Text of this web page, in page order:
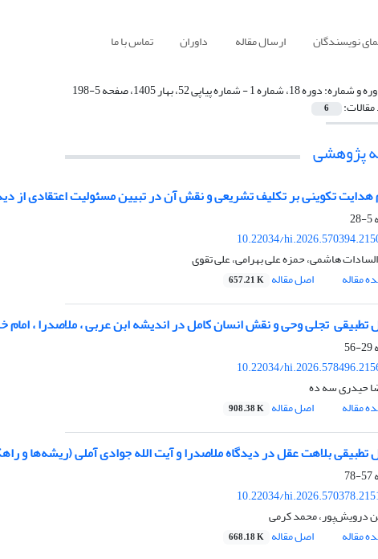
نویسندگان ارسال مقاله داوران تماس با ما
و شماره:دوره 18، شماره 1 - شماره پیاپی 52، بهار 1405، صفحه 5-198
6
پژوهشی
تکوینی بر تکلیف تشریعی و نقش آن در تبیین مسئولیت اعتقادی از
5-28
10.22034/
هاشمی، حمزه علی بهرامی، علی تقوی
مقاله
اصل مقاله 657.21 K
تطبیقی ‏ تجلی وحی و نقش انسان کامل در اندیشه ابن عربی ، ملاصدرا ، امام
29-56
10.22034/
حیدری سه ده
مقاله
اصل مقاله 908.38 K
تطبیقی بلاهت عقل در دیدگاه ملاصدرا و آیت الله جوادی آملی (ریشه‌ها و
57-78
10.22034/
درویش‌پور، محمد کرمی
مقاله
اصل مقاله 668.18 K